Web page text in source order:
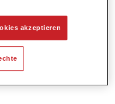
bei
akzeptieren